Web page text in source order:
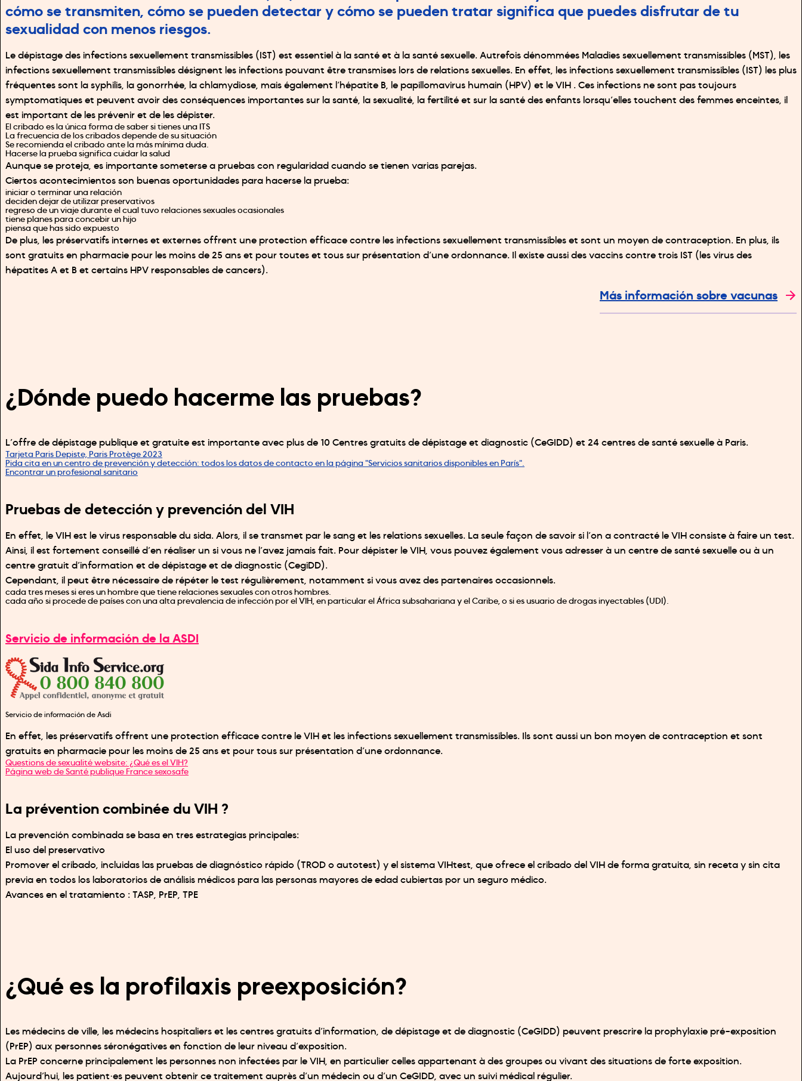
cómo se transmiten, cómo se pueden detectar y cómo se pueden tratar significa que puedes disfrutar de tu
sexualidad con menos riesgos.
Le dépistage des infections sexuellement transmissibles (IST) est essentiel à la santé et à la santé sexuelle. Autrefois dénommées Maladies sexuellement transmissibles (MST), les
infections sexuellement transmissibles désignent les infections pouvant être transmises lors de relations sexuelles. En effet, les infections sexuellement transmissibles (IST) les plus
fréquentes sont la syphilis, la gonorrhée, la chlamydiose, mais également l’hépatite B, le papillomavirus humain (HPV) et le VIH . Ces infections ne sont pas toujours
symptomatiques et peuvent avoir des conséquences importantes sur la santé, la sexualité, la fertilité et sur la santé des enfants lorsqu’elles touchent des femmes enceintes, il
est important de les prévenir et de les dépister.
El cribado es la única forma de saber si tienes una ITS
La frecuencia de los cribados depende de su situación
Se recomienda el cribado ante la más mínima duda.
Hacerse la prueba significa cuidar la salud
Aunque se proteja, es importante someterse a pruebas con regularidad cuando se tienen varias parejas.
Ciertos acontecimientos son buenas oportunidades para hacerse la prueba:
iniciar o terminar una relación
deciden dejar de utilizar preservativos
regreso de un viaje durante el cual tuvo relaciones sexuales ocasionales
tiene planes para concebir un hijo
piensa que has sido expuesto
De plus, les préservatifs internes et externes offrent une protection efficace contre les infections sexuellement transmissibles et sont un moyen de contraception. En plus, ils
sont gratuits en pharmacie pour les moins de 25 ans et pour toutes et tous sur présentation d’une ordonnance. Il existe aussi des vaccins contre trois IST (les virus des
hépatites A et B et certains HPV responsables de cancers).
Más información sobre vacunas
¿Dónde puedo hacerme las pruebas?
L’offre de dépistage publique et gratuite est importante avec plus de 10 Centres gratuits de dépistage et diagnostic (CeGIDD) et 24 centres de santé sexuelle à Paris.
Tarjeta Paris Depiste, Paris Protège 2023
Pida cita en un centro de prevención y detección: todos los datos de contacto en la página "Servicios sanitarios disponibles en París".
Encontrar un profesional sanitario
Pruebas de detección y prevención del VIH
En effet, le VIH est le virus responsable du sida. Alors, il se transmet par le sang et les relations sexuelles. La seule façon de savoir si l’on a contracté le VIH consiste à faire un test.
Ainsi, il est fortement conseillé d’en réaliser un si vous ne l’avez jamais fait. Pour dépister le VIH, vous pouvez également vous adresser à un centre de santé sexuelle ou à un
centre gratuit d’information et de dépistage et de diagnostic (CegiDD).
Cependant, il peut être nécessaire de répéter le test régulièrement, notamment si vous avez des partenaires occasionnels.
cada tres meses si eres un hombre que tiene relaciones sexuales con otros hombres.
cada año si procede de países con una alta prevalencia de infección por el VIH, en particular el África subsahariana y el Caribe, o si es usuario de drogas inyectables (UDI).
Servicio de información de la ASDI
Servicio de información de Asdi
En effet, les préservatifs offrent une protection efficace contre le VIH et les infections sexuellement transmissibles. Ils sont aussi un bon moyen de contraception et sont
gratuits en pharmacie pour les moins de 25 ans et pour tous sur présentation d’une ordonnance.
Questions de sexualité website: ¿Qué es el VIH?
Página web de Santé publique France sexosafe
La prévention combinée du VIH ?
La prevención combinada se basa en tres estrategias principales:
El uso del preservativo
Promover el cribado, incluidas las pruebas de diagnóstico rápido (TROD o autotest) y el sistema VIHtest, que ofrece el cribado del VIH de forma gratuita, sin receta y sin cita
previa en todos los laboratorios de análisis médicos para las personas mayores de edad cubiertas por un seguro médico.
Avances en el tratamiento : TASP, PrEP, TPE
¿Qué es la profilaxis preexposición?
Les médecins de ville, les médecins hospitaliers et les centres gratuits d’information, de dépistage et de diagnostic (CeGIDD) peuvent prescrire la prophylaxie pré-exposition
(PrEP) aux personnes séronégatives en fonction de leur niveau d’exposition.
La PrEP concerne principalement les personnes non infectées par le VIH, en particulier celles appartenant à des groupes ou vivant des situations de forte exposition.
Aujourd’hui, les patient·es peuvent obtenir ce traitement auprès d’un médecin ou d’un CeGIDD, avec un suivi médical régulier.